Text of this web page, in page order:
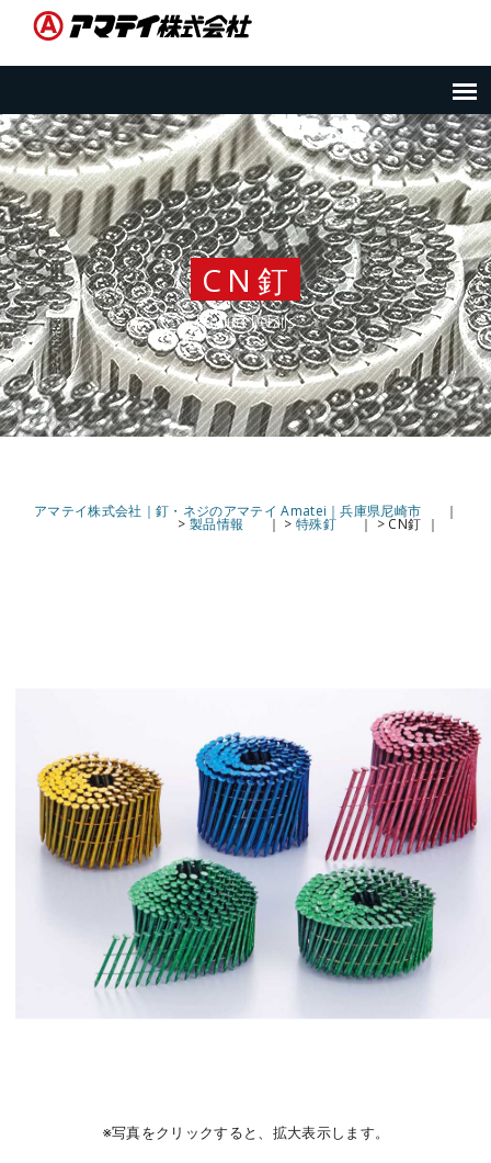
CN釘
Product Details
アマテイ株式会社｜釘・ネジのアマテイ Amatei｜兵庫県尼崎市
>製品情報 > 特殊釘 >CN釘
※写真をクリックすると、拡大表示します。